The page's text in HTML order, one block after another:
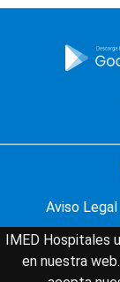
Aviso Legal
IMED Hospitales
en nuestra